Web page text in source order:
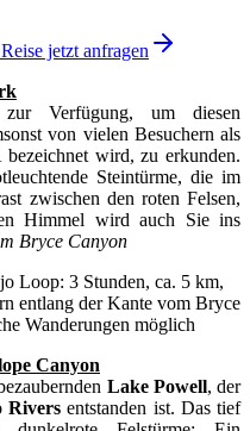
jetzt anfragen
Verfügung, um diesen
von vielen Besuchern als
wird, zu erkunden.
Steintürme, die im
zwischen den roten Felsen,
Himmel wird auch Sie ins
Bryce Canyon
Loop: 3 Stunden, ca. 5 km,
entlang der Kante vom Bryce
Wanderungen möglich
Canyon
Lake Powell, der
Rivers entstanden ist. Das tief